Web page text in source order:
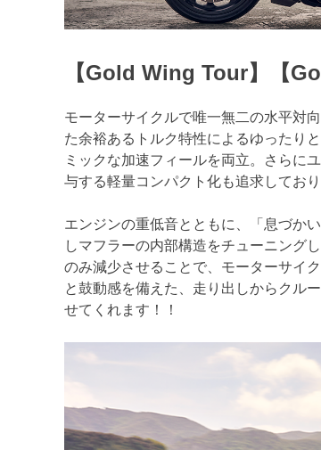
【Gold Wing Tour】【
モーターサイクルで唯一無二の水平対
た余裕あるトルク特性によるゆったり
ミックな加速フィールを両立。さらに
与する軽量コンパクト化も追求しており
エンジンの重低音とともに、「息づか
しマフラーの内部構造をチューニング
のみ減少させることで、モーターサイ
と鼓動感を備えた、走り出しからクル
せてくれます！！